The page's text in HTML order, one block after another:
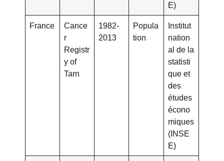
E)
France
Cance
r
Registr
y of
Tarn
1982-
2013
Popula
tion
Institut
nation
al de la
statisti
que et
des
études
écono
miques
(INSE
E)